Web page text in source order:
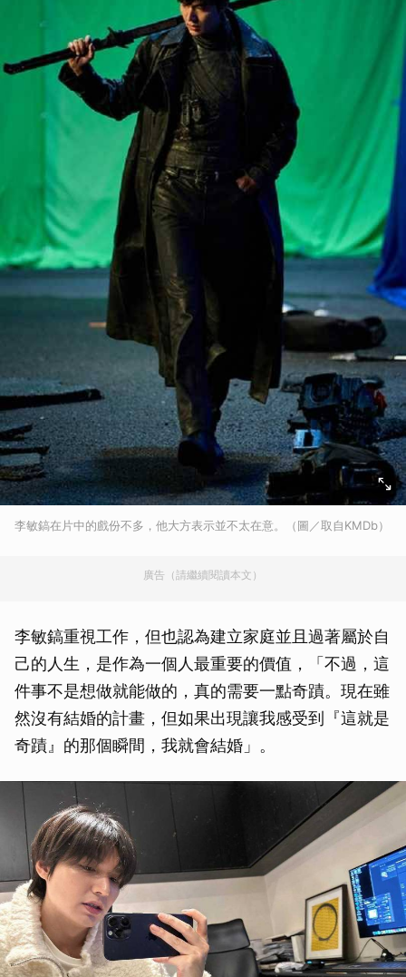
李敏鎬在片中的戲份不多，他大方表示並不太在意。（圖／取自KMDb）
廣告（請繼續閱讀本文）
李敏鎬重視工作，但也認為建立家庭並且過著屬於自
己的人生，是作為一個人最重要的價值，「不過，這
件事不是想做就能做的，真的需要一點奇蹟。現在雖
然沒有結婚的計畫，但如果出現讓我感受到『這就是
奇蹟』的那個瞬間，我就會結婚」。